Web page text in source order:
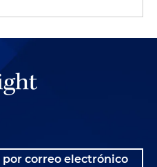
correo electrónico